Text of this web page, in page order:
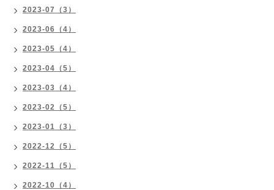
2023-07（3）
2023-06（4）
2023-05（4）
2023-04（5）
2023-03（4）
2023-02（5）
2023-01（3）
2022-12（5）
2022-11（5）
2022-10（4）